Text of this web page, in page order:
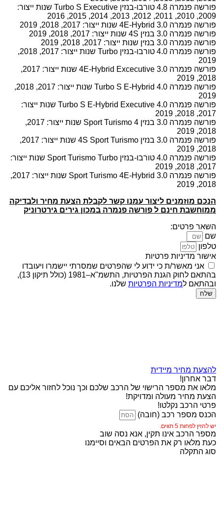
פורשה פנמרה 4.8 טורבו-בנזין Turbo S Executive שנות ייצור:
2009, 2010, 2011, 2012, 2013, 2014, 2015, 2016
פורשה פנמרה 3.0 4E-Hybrid שנות ייצור: 2017, 2018, 2019
פורשה פנמרה 3.0 בנזין 4S שנות ייצור: 2017, 2018, 2019
פורשה פנמרה 3.0 בנזין שנות ייצור: 2017, 2018, 2019
פורשה פנמרה 4.0 טורבו-בנזין Turbo שנות ייצור: 2017, 2018,
2019
פורשה פנמרה 3.0 4E-Hybrid Excecutive שנות ייצור: 2017,
2018, 2019
פורשה פנמרה 4.0 Turbo S E-Hybrid שנות ייצור: 2017, 2018,
2019
פורשה פנמרה 4.0 Turbo S E-Hybrid Executive שנות ייצור:
2017, 2018, 2019
פורשה פנמרה 3.0 בנזין 4 Sport Turismo שנות ייצור: 2017,
2018, 2019
פורשה פנמרה 3.0 בנזין 4S Sport Turismo שנות ייצור: 2017,
2018, 2019
פורשה פנמרה 4.0 טורבו-בנזין Sport Turismo Turbo שנות ייצור:
2017, 2018, 2019
פורשה פנמרה 3.0 Sport Turismo 4E-Hybrid שנות ייצור: 2017,
2018, 2019
הנכם מוזמנים ליצור עמנו קשר לקבלת הצעת מחיר ולבדיקה
ממוחשבת חינם ל פורשה פנמרה במכון גירים גירטרוניק
השאר פרטים:
שם
טלפון
אישור מדיניות פרטיות
אני מאשר/ת כי ידוע לי שהפרטים שמסרתי יישמרו ויעובדו
בהתאם לחוק הגנת הפרטיות, התשמ"א–1981 (כולל תיקון 13),
ובהתאם למדיניות הפרטיות שלנו.
שלח
להצעת מחיר מיידית
דבר אחרון!
מלאו את מספר הרישוי של הרכב שלכם וכך נוכל לחזור אליכם עם
הצעת מחיר מעולה ומדויקת!
פרטי הרכב נקלטו!
הכנס מספר רכב (חובה)
יש להזין לפחות 5 תווים.
מספר הרכב אינו תקין, אנא נסה שוב
כעת מלאו רק את הפרטים הבאים וסיימנו
סוג התקלה